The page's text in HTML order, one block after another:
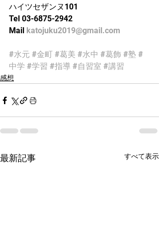
ハイツセザンヌ101
Tel 03-6875-2942
Mail katojuku2019@gmail.com
#水元 #金町 #葛美 #水中 #葛飾 #塾 #
中学 #学習 #指導 #自習室 #講習
感想
最新記事 すべて表示